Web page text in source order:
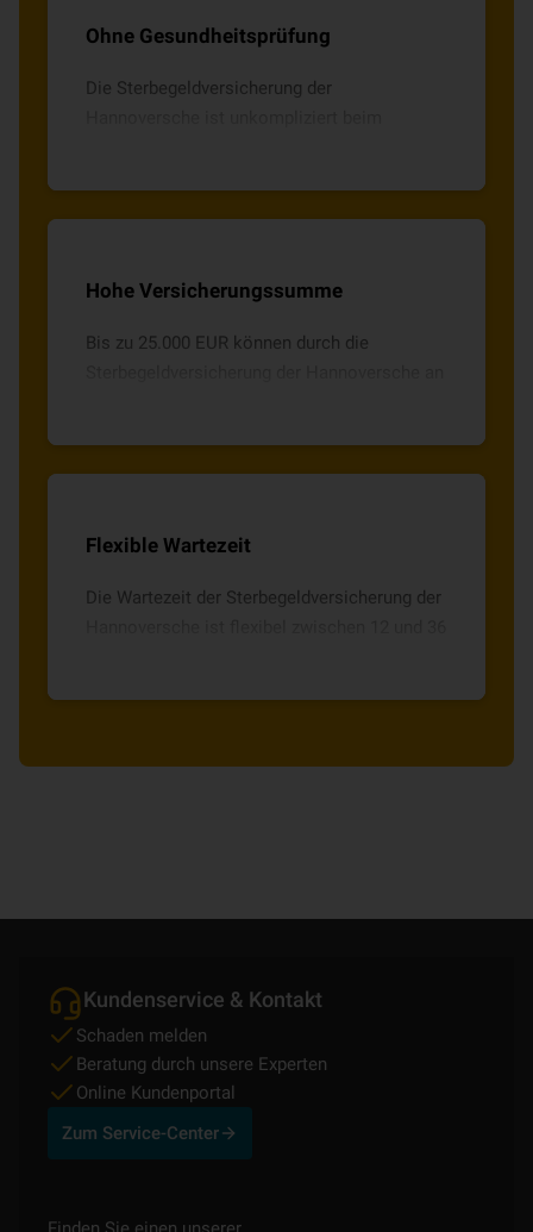
Ohne Gesundheitsprüfung
Die Sterbegeldversicherung der
Hohe Versicherungssumme
Bis zu 25.000 EUR können durch die
Flexible Wartezeit
Die Wartezeit der Sterbegeldversicherung der
Kundenservice & Kontakt
Schaden melden
Beratung durch unsere Experten
Online Kundenportal
Zum Service-Center